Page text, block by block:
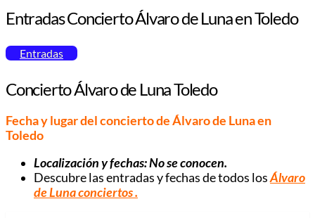
Entradas Concierto Álvaro de Luna en Toledo
Entradas
Concierto Álvaro de Luna Toledo
Fecha y lugar del concierto de Álvaro de Luna en
Toledo
Localización y fechas: No se conocen.
Descubre las entradas y fechas de todos losÁlvaro
de Luna conciertos.